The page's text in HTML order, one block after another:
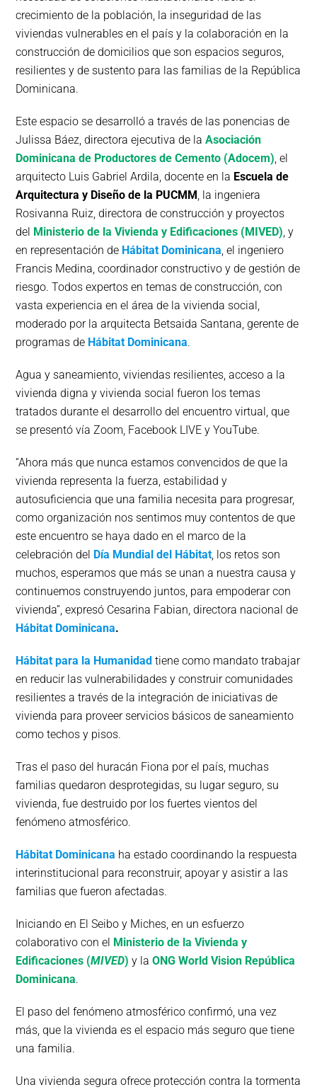
crecimiento de la población, la inseguridad de las
viviendas vulnerables en el país y la colaboración en la
construcción de domicilios que son espacios seguros,
resilientes y de sustento para las familias de la República
Dominicana.
Este espacio se desarrolló a través de las ponencias de
Julissa Báez, directora ejecutiva de laAsociación
Dominicana de Productores de Cemento (Adocem), el
arquitecto Luis Gabriel Ardila, docente en la Escuela de
Arquitectura y Diseño de la PUCMM , la ingeniera
Rosivanna Ruiz, directora de construcción y proyectos
del Ministerio de la Vivienda y Edificaciones (MIVED), y
en representación de Hábitat Dominicana, el ingeniero
Francis Medina, coordinador constructivo y de gestión de
riesgo. Todos expertos en temas de construcción, con
vasta experiencia en el área de la vivienda social,
moderado por la arquitecta Betsaida Santana, gerente de
programas de Hábitat Dominicana.
Agua y saneamiento, viviendas resilientes, acceso a la
vivienda digna y vivienda social fueron los temas
tratados durante el desarrollo del encuentro virtual, que
se presentó vía Zoom, Facebook LIVE y YouTube.
“Ahora más que nunca estamos convencidos de que la
vivienda representa la fuerza, estabilidad y
autosuficiencia que una familia necesita para progresar,
como organización nos sentimos muy contentos de que
este encuentro se haya dado en el marco de la
celebración del Día Mundial del Hábitat, los retos son
muchos, esperamos que más se unan a nuestra causa y
continuemos construyendo juntos, para empoderar con
vivienda”, expresó Cesarina Fabian, directora nacional de
Hábitat Dominicana.
Hábitat para la Humanidad tiene como mandato trabajar
en reducir las vulnerabilidades y construir comunidades
resilientes a través de la integración de iniciativas de
vivienda para proveer servicios básicos de saneamiento
como techos y pisos.
Tras el paso del huracán Fiona por el país, muchas
familias quedaron desprotegidas, su lugar seguro, su
vivienda, fue destruido por los fuertes vientos del
fenómeno atmosférico.
Hábitat Dominicana ha estado coordinando la respuesta
interinstitucional para reconstruir, apoyar y asistir a las
familias que fueron afectadas.
Iniciando en El Seibo y Miches, en un esfuerzo
colaborativo con el Ministerio de la Vivienda y
Edificaciones (MIVED) y laONG World Vision República
Dominicana.
El paso del fenómeno atmosférico confirmó, una vez
más, que la vivienda es el espacio más seguro que tiene
una familia.
Una vivienda segura ofrece protección contra la tormenta